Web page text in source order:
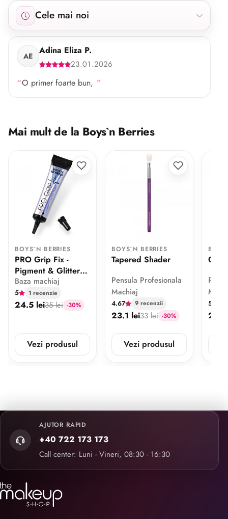
Cele mai noi
Afișăm 1 recenzie începând cu cele mai noi.
AE Adina Eliza P.
23.01.2026
O primer foarte bun,
Mai mult de la Boys`n Berries
BOYS`N BERRIES
PRO Grip Fix -
Pigment & Glitter
Primer
Baza machiaj
5 1 recenzie
24.5 lei35 lei -30%
Vezi produsul
BOYS`N BERRIES
Tapered Shader
Pensula Profesionala
Machiaj
4.67 9 recenzii
23.1 lei33 lei -30%
Vezi produsul
5
AJUTOR RAPID
+40 722 173 173
Call center: Luni - Vineri, 08:30 - 16:30